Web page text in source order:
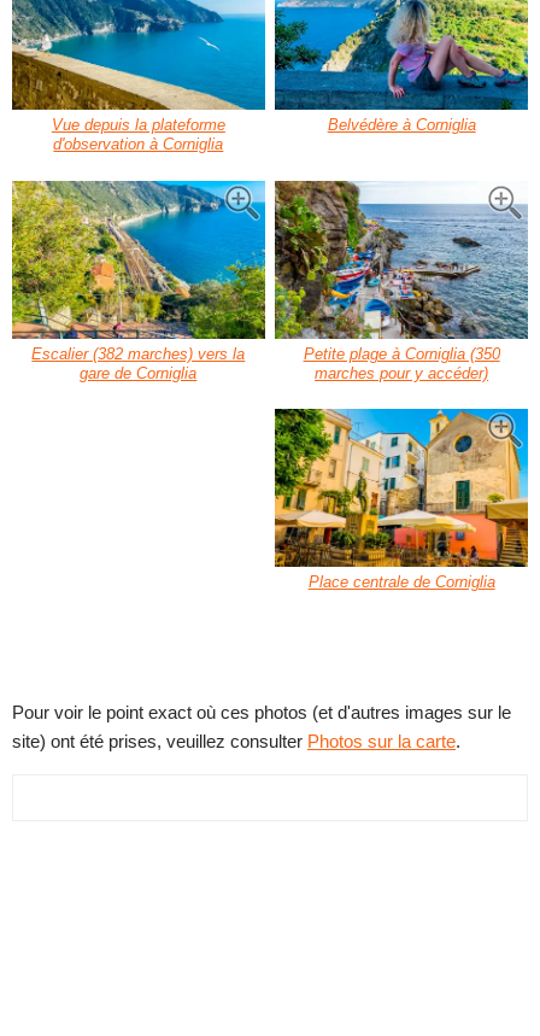
Vue depuis la plateforme
d'observation à Corniglia
Belvédère à Corniglia
Escalier (382 marches) vers la
gare de Corniglia
Petite plage à Corniglia (350
marches pour y accéder)
Place centrale de Corniglia
Pour voir le point exact où ces photos (et d'autres images sur le
site) ont été prises, veuillez consulter Photos sur la carte.